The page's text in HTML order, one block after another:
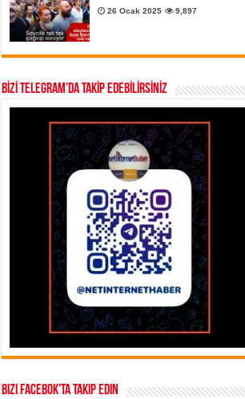
26 Ocak 2025 9,897
BİZİ TELEGRAM’DA TAKİP EDEBİLİRSİNİZ
Bizi Facebok’ta takip edin